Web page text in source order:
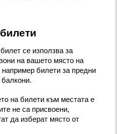
се използва за
на вашето място на
билети за предни
на билети към местата е
не са присвоени,
да изберат място от